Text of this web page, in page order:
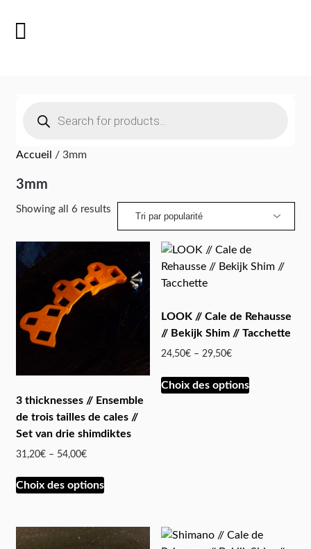
Accueil / 3mm
3mm
Showing all 6 results
3 thicknesses // Ensemble
de trois tailles de cales //
Set van drie shimdiktes
31,20€ – 54,00€
Choix des options
LOOK // Cale de Rehausse
// Bekijk Shim // Tacchette
24,50€ – 29,50€
Choix des options